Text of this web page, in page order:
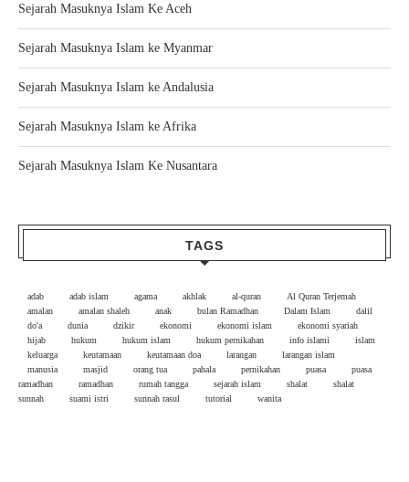
Sejarah Masuknya Islam Ke Aceh
Sejarah Masuknya Islam ke Myanmar
Sejarah Masuknya Islam ke Andalusia
Sejarah Masuknya Islam ke Afrika
Sejarah Masuknya Islam Ke Nusantara
TAGS
adab adab islam agama akhlak al-quran
Al Quran Terjemah
amalan
amalan shaleh anak bulan Ramadhan Dalam Islam
dalil
do'a
dunia dzikir ekonomi ekonomi islam
ekonomi syariah
hijab
hukum hukum islam hukum pernikahan info islami
islam
keluarga
keutamaan keutamaan doa larangan
larangan islam
manusia
masjid orang tua pahala pernikahan puasa
puasa
ramadhan
ramadhan rumah tangga sejarah islam shalat
shalat
sunnah
suami istri sunnah rasul tutorial wanita